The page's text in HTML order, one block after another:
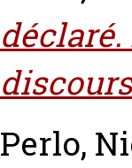
Perlo,